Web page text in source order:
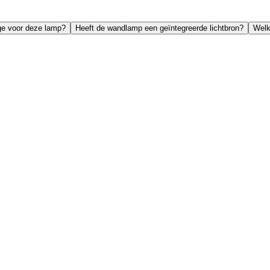
voor deze lamp? Heeft de wandlamp een geïntegreerde lichtbron?